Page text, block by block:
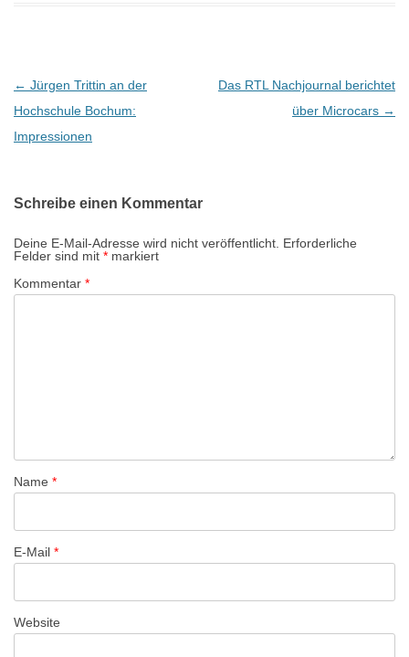
B
e
i
a
g
s
-
i
n
← Jürgen Trittin an der
Hochschule Bochum:
Impressionen
Das RTL Nachjournal berichtet
über Microcars →
Schreibe einen Kommentar
Deine E-Mail-Adresse wird nicht veröffentlicht. Erforderliche
Felder sind mit * markiert
Kommentar *
Name *
E-Mail *
Website